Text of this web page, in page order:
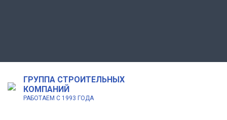
ГРУППА СТРОИТЕЛЬНЫХ
КОМПАНИЙ
РАБОТАЕМ С 1993 ГОДА